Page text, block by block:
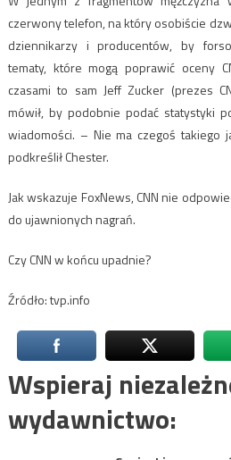
czerwony telefon, na który osobiście
dziennikarzy i producentów, by
tematy, które mogą poprawić oceny
czasami to sam Jeff Zucker (prezes
mówił, by podobnie podać statystyki
wiadomości. – Nie ma czegoś takiego
podkreślił Chester.
Jak wskazuje FoxNews, CNN nie
do ujawnionych nagrań.
Czy CNN w końcu upadnie?
Źródło: tvp.info
Wspieraj
wydawnictwo: